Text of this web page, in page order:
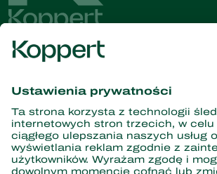
Dostęp do
wiadomości i
Zasubskrybuj tutaj